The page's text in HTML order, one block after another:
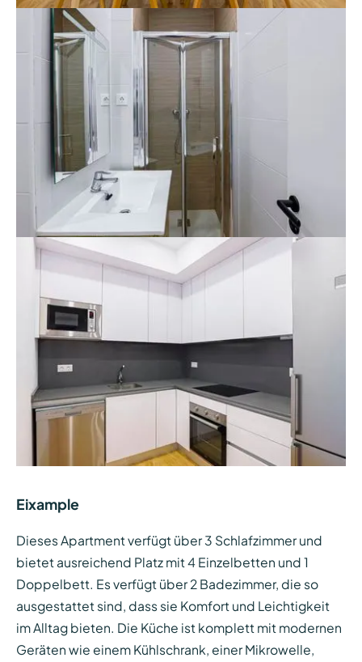
Eixample
Dieses Apartment verfügt über 3 Schlafzimmer und
bietet ausreichend Platz mit 4 Einzelbetten und 1
Doppelbett. Es verfügt über 2 Badezimmer, die so
ausgestattet sind, dass sie Komfort und Leichtigkeit
im Alltag bieten. Die Küche ist komplett mit modernen
Geräten wie einem Kühlschrank, einer Mikrowelle,